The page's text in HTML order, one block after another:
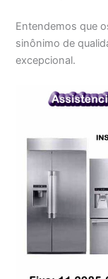
Entendemos que
sinônimo de
excepcional.